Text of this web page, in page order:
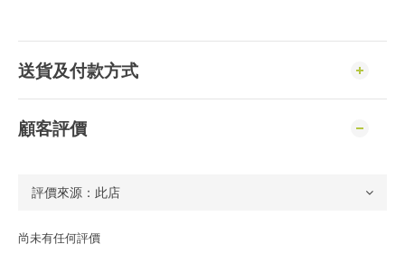
送貨及付款方式
顧客評價
尚未有任何評價